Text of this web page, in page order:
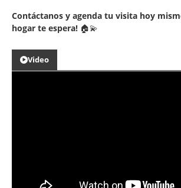
Contáctanos y agenda tu visita hoy
hogar te espera! 🏠💫
Video